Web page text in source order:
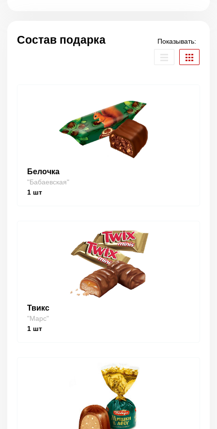
Состав подарка Показывать:
Белочка
"Бабаевская"
1 шт
Твикс
"Марс"
1 шт